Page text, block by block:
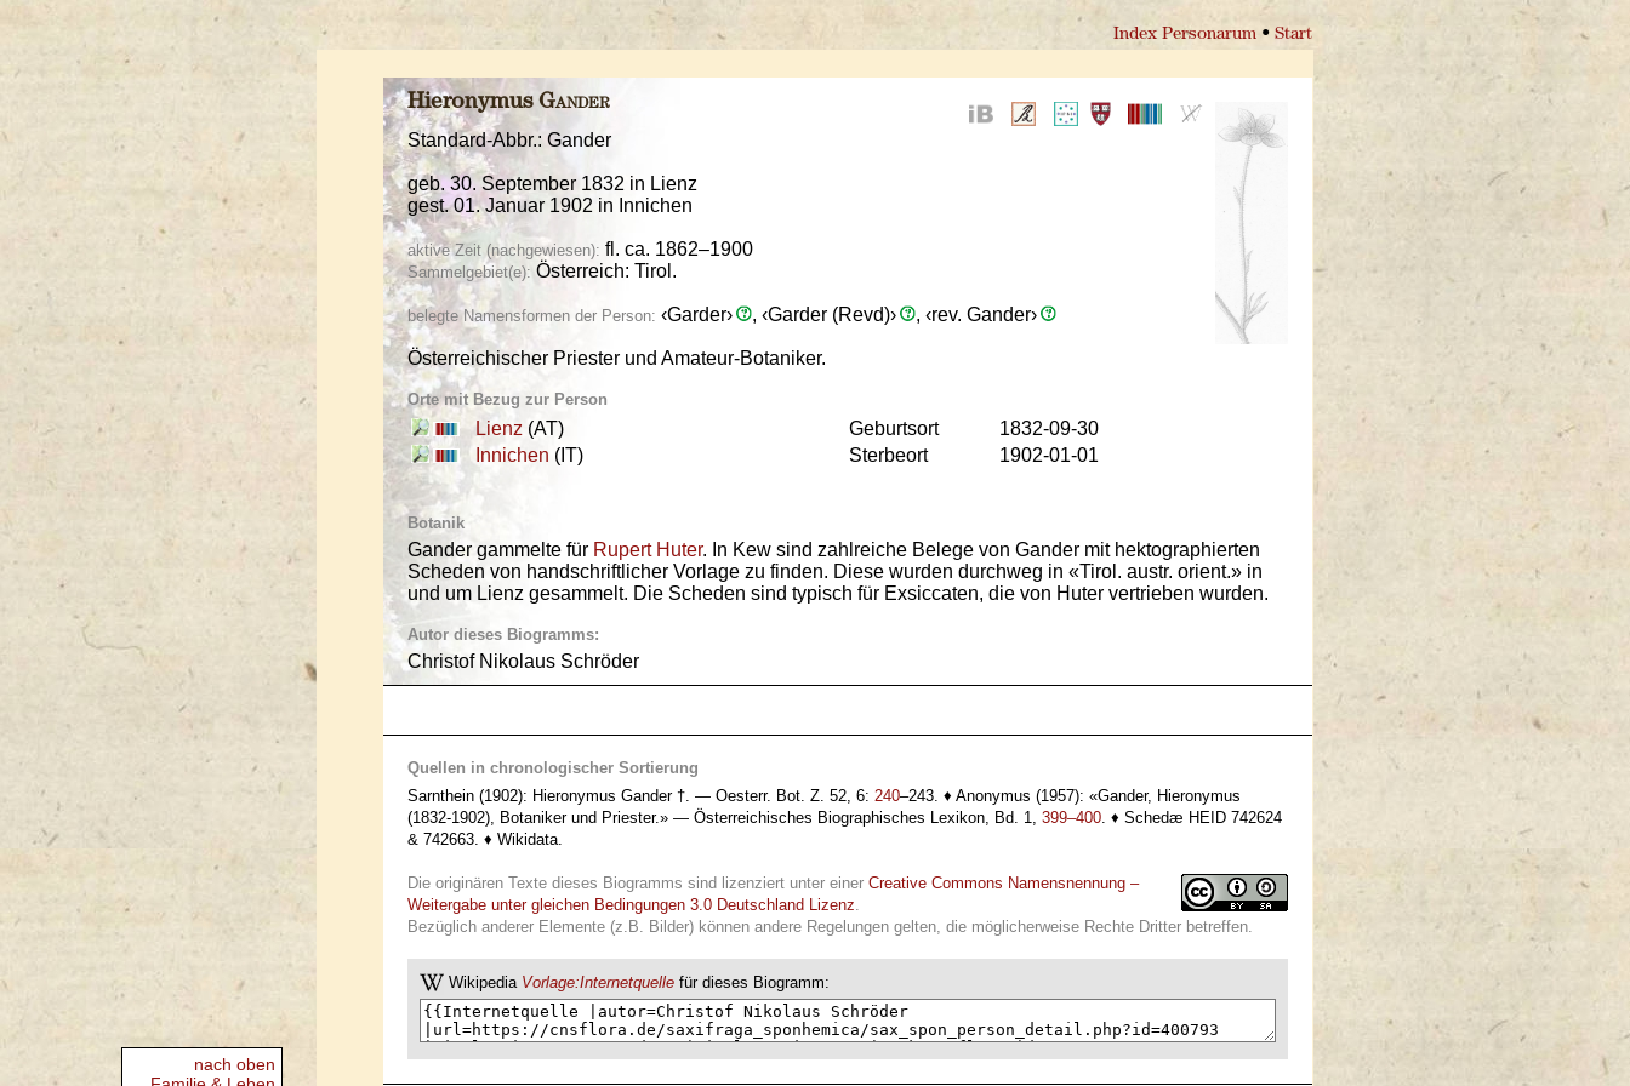
Index Personarum • Start
nach oben
Hieronymus Gander
Standard-Abbr.: Gander
geb. 30. September 1832 in Lienz
gest. 01. Januar 1902 in Innichen
aktive Zeit (nachgewiesen): fl. ca. 1862–1900
Sammelgebiet(e): Österreich: Tirol.
belegte Namensformen der Person: ‹Garder› , ‹Garder (Revd)› , ‹rev. Gander›
Österreichischer Priester und Amateur-Botaniker.
Orte mit Bezug zur Person
Lienz (AT) Geburtsort
1832-09-30
Innichen (IT) Sterbeort 1902-01-01
Botanik
Gander gammelte für Rupert Huter. In Kew sind zahlreiche Belege von Gander mit hektographierten
Scheden von handschriftlicher Vorlage zu finden. Diese wurden durchweg in «Tirol. austr. orient.» in
und um Lienz gesammelt. Die Scheden sind typisch für Exsiccaten, die von Huter vertrieben wurden.
Autor dieses Biogramms:
Christof Nikolaus Schröder
Quellen in chronologischer Sortierung
Sarnthein (1902): Hieronymus Gander †. — Oesterr. Bot. Z. 52, 6: 240–243. ♦ Anonymus (1957): «Gander, Hieronymus
(1832-1902), Botaniker und Priester.» — Österreichisches Biographisches Lexikon, Bd. 1, 399–400. ♦ Schedæ HEID 742624
& 742663. ♦ Wikidata.
Die originären Texte dieses Biogramms sind lizenziert unter einer Creative Commons Namensnennung –
Weitergabe unter gleichen Bedingungen 3.0 Deutschland Lizenz.
Bezüglich anderer Elemente (z.B. Bilder) können andere Regelungen gelten, die möglicherweise Rechte Dritter betreffen.
Wikipedia Vorlage:Internetquelle für dieses Biogramm: